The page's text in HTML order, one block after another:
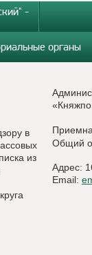
-
органы
в
из
Общий
Адрес:
Email: